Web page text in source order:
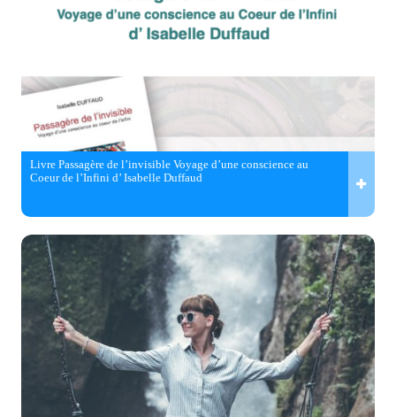
Livre Passagère de l’invisible Voyage d’une conscience au
Coeur de l’Infini d’ Isabelle Duffaud